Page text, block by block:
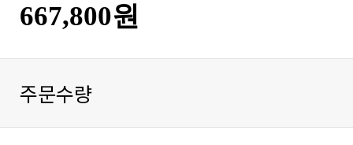
667,800원
주문수량